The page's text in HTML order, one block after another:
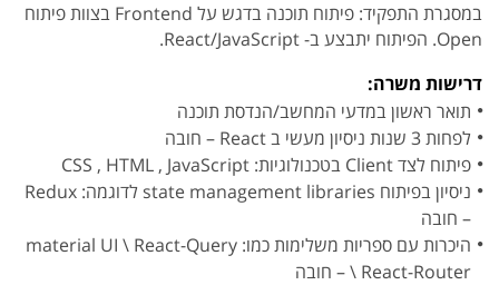
במסגרת התפקיד: פיתוח תוכנה בדגש על Frontend בצוות פיתוח
Open. הפיתוח יתבצע ב- React/JavaScript.
דרישות משרה:
תואר ראשון במדעי המחשב/הנדסת תוכנה
לפחות 3 שנות ניסיון מעשי ב React – חובה
פיתוח לצד Client בטכנולוגיות: CSS , HTML , JavaScript
ניסיון בפיתוח state management libraries לדוגמה: Redux
– חובה
היכרות עם ספריות משלימות כמו: material UI \ React-Query
\ React-Router – חובה